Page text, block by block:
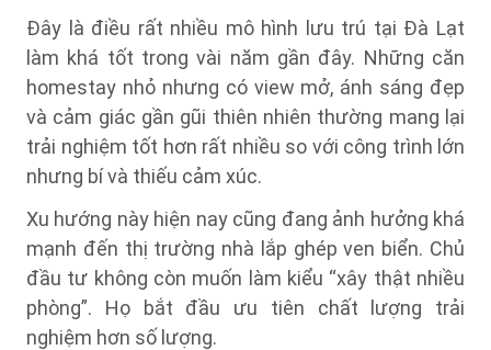
Đây là điều rất nhiều mô hình lưu trú tại Đà Lạt
làm khá tốt trong vài năm gần đây. Những căn
homestay nhỏ nhưng có view mở, ánh sáng đẹp
và cảm giác gần gũi thiên nhiên thường mang lại
trải nghiệm tốt hơn rất nhiều so với công trình lớn
nhưng bí và thiếu cảm xúc.
Xu hướng này hiện nay cũng đang ảnh hưởng khá
mạnh đến thị trường nhà lắp ghép ven biển. Chủ
đầu tư không còn muốn làm kiểu “xây thật nhiều
phòng”. Họ bắt đầu ưu tiên chất lượng trải
nghiệm hơn số lượng.